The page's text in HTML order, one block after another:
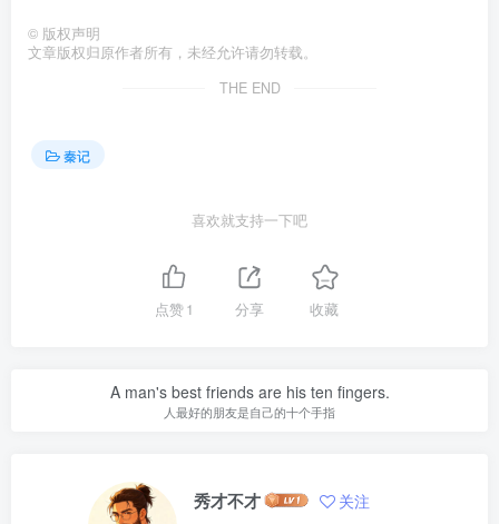
© 版权声明
文章版权归原作者所有，未经允许请勿转载。
THE END
秦记
喜欢就支持一下吧
点赞1 分享 收藏
A man's best friends are his ten fingers.
人最好的朋友是自己的十个手指
秀才不才 关注